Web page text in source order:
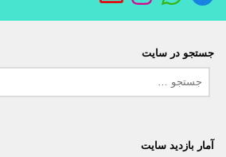
جستجو در سایت
آمار بازدید سایت